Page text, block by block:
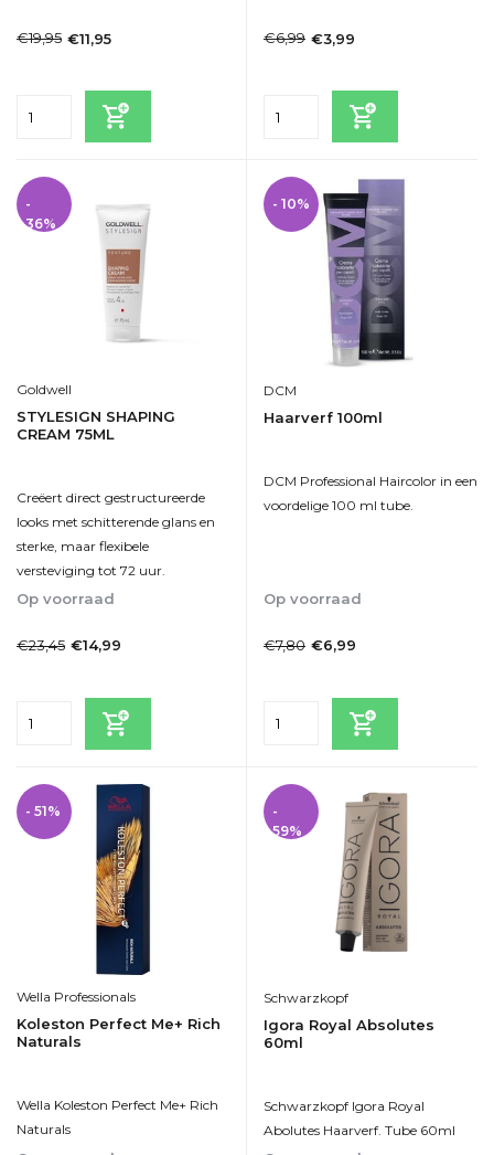
€19,95 €11,95 €6,99 €3,99
-
36%
Goldwell
STYLESIGN SHAPING
CREAM 75ML
Creëert direct gestructureerde
looks met schitterende glans en
sterke, maar flexibele
versteviging tot 72 uur.
Op voorraad
€23,45 €14,99
- 10%
DCM
Haarverf 100ml
DCM Professional Haircolor in een
voordelige 100 ml tube.
Op voorraad
€7,80 €6,99
- 51%
Wella Professionals
Koleston Perfect Me+ Rich
Naturals
Wella Koleston Perfect Me+ Rich
Naturals
-
59%
Schwarzkopf
Igora Royal Absolutes
60ml
Schwarzkopf Igora Royal
Abolutes Haarverf. Tube 60ml